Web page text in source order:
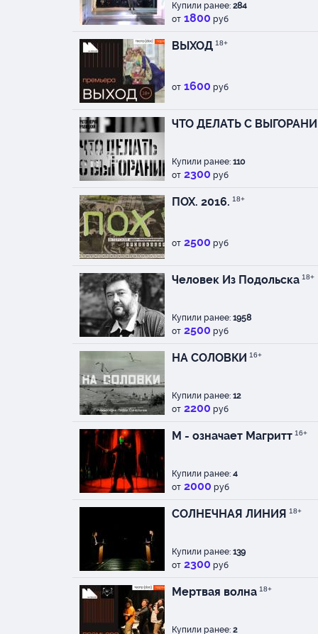
Купили ранее: 284
от 1800 руб
ВЫХОД 18+
от 1600 руб
ЧТО ДЕЛАТЬ С
Купили ранее: 110
от 2300 руб
ПОХ. 2016. 18+
от 2500 руб
Человек Из Подольска 18+
Купили ранее: 1958
от 2500 руб
НА СОЛОВКИ 16+
Купили ранее: 12
от 2200 руб
М - означает Магритт 16+
Купили ранее: 4
от 2000 руб
СОЛНЕЧНАЯ ЛИНИЯ 18+
Купили ранее: 139
от 2300 руб
Мертвая волна 18+
Купили ранее: 2